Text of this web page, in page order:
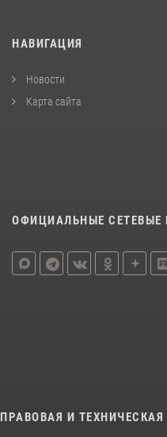
НАВИГАЦИЯ
Новости
Карта сайта
ОФИЦИАЛЬНЫЕ СЕТЕВЫЕ
ПРАВОВАЯ И